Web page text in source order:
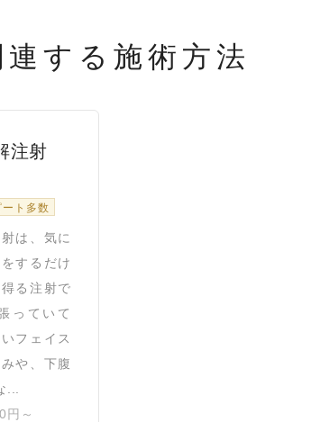
連する施術方法
注射
ート多数
は、気に
するだけ
る注射で
っていて
フェイス
や、下腹
円～